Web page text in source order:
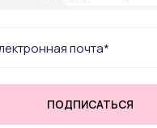
ПОДПИСАТЬСЯ